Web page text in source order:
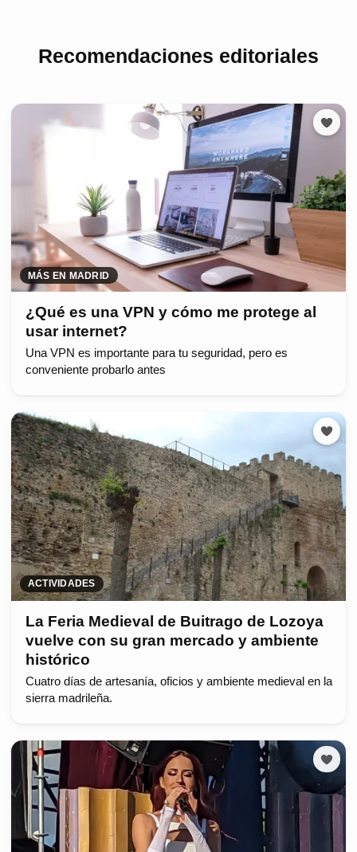
Recomendaciones editoriales
MÁS EN MADRID
¿Qué es una VPN y cómo me protege al
usar internet?
Una VPN es importante para tu seguridad, pero es
conveniente probarlo antes
ACTIVIDADES
La Feria Medieval de Buitrago de Lozoya
vuelve con su gran mercado y ambiente
histórico
Cuatro días de artesanía, oficios y ambiente medieval en la
sierra madrileña.